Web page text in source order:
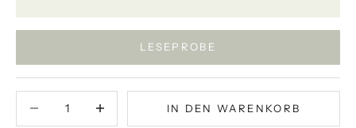
LESEPROBE
IN DEN WARENKORB